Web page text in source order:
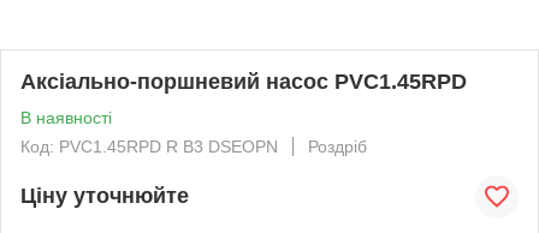
Аксіально-поршневий насос PVC1.45RPD
В наявності
Код: PVC1.45RPD R B3 DSEOPN
Роздріб
Ціну уточнюйте